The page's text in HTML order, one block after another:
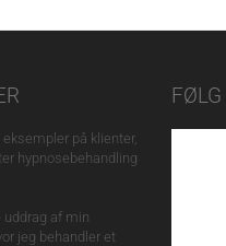
på klienter,
hypnosebehandling
uddrag af min
jeg behandler et
FØLG